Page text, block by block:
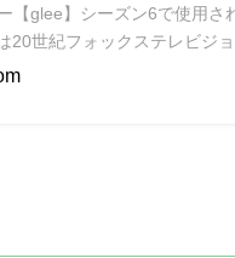
【glee】シーズン6で使用さ
20世紀フォックステレビジョ